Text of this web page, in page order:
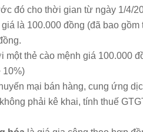
đó cho thời gian từ ngày 1/4/
là 100.000 đồng (đã bao
một thẻ cào mệnh giá 100.000
10%)
mại bán hàng, cung ứng
phải kê khai, tính thuế